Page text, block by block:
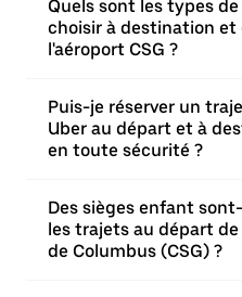
Quels sont les types
choisir à destination et
l'aéroport CSG ?
Puis-je réserver un
Uber au départ et à
en toute sécurité ?
Des sièges enfant
les trajets au départ
de Columbus (CSG) ?